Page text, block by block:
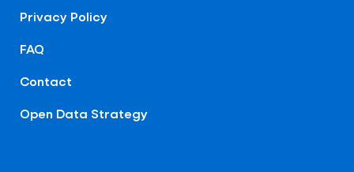
Privacy Policy
FAQ
Contact
Open Data Strategy